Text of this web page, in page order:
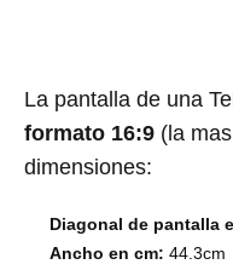
La pantalla de una
formato 16:9 (la
dimensiones:
Diagonal de pantalla
Ancho en cm: 44.3cm